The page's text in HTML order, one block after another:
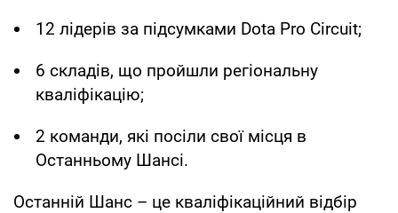
12 лідерів за підсумками Dota Pro Circuit;
6 складів, що пройшли регіональну
кваліфікацію;
2 команди, які посіли свої місця в
Останньому Шансі.
Останній Шанс – це кваліфікаційний відбір